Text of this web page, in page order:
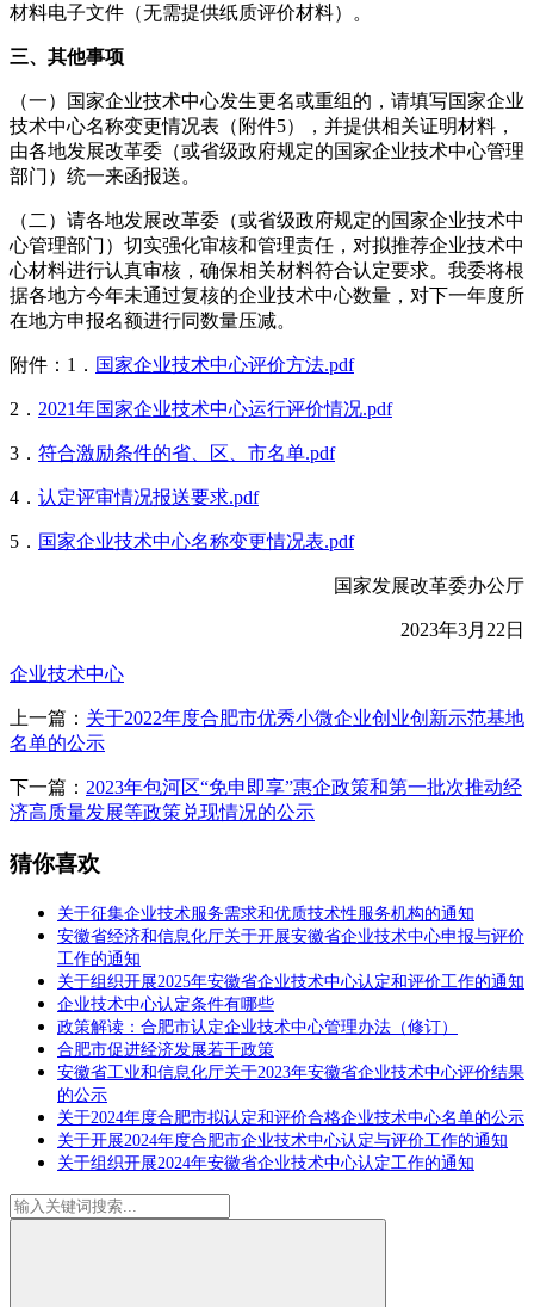
材料电子文件（无需提供纸质评价材料）。
三、其他事项
（一）国家企业技术中心发生更名或重组的，请填写国家企业
技术中心名称变更情况表（附件5），并提供相关证明材料，
由各地发展改革委（或省级政府规定的国家企业技术中心管理
部门）统一来函报送。
（二）请各地发展改革委（或省级政府规定的国家企业技术中
心管理部门）切实强化审核和管理责任，对拟推荐企业技术中
心材料进行认真审核，确保相关材料符合认定要求。我委将根
据各地方今年未通过复核的企业技术中心数量，对下一年度所
在地方申报名额进行同数量压减。
附件：1． 国家企业技术中心评价方法.pdf
2． 2021年国家企业技术中心运行评价情况.pdf
3． 符合激励条件的省、区、市名单.pdf
4． 认定评审情况报送要求.pdf
5． 国家企业技术中心名称变更情况表.pdf
国家发展改革委办公厅
2023年3月22日
企业技术中心
上一篇： 关于2022年度合肥市优秀小微企业创业创新示范基地
名单的公示
下一篇： 2023年包河区“免申即享”惠企政策和第一批次推动经
济高质量发展等政策兑现情况的公示
猜你喜欢
关于征集企业技术服务需求和优质技术性服务机构的通知
安徽省经济和信息化厅关于开展安徽省企业技术中心申报与评价
工作的通知
关于组织开展2025年安徽省企业技术中心认定和评价工作的通知
企业技术中心认定条件有哪些
政策解读：合肥市认定企业技术中心管理办法（修订）
合肥市促进经济发展若干政策
安徽省工业和信息化厅关于2023年安徽省企业技术中心评价结果
的公示
关于2024年度合肥市拟认定和评价合格企业技术中心名单的公示
关于开展2024年度合肥市企业技术中心认定与评价工作的通知
关于组织开展2024年安徽省企业技术中心认定工作的通知